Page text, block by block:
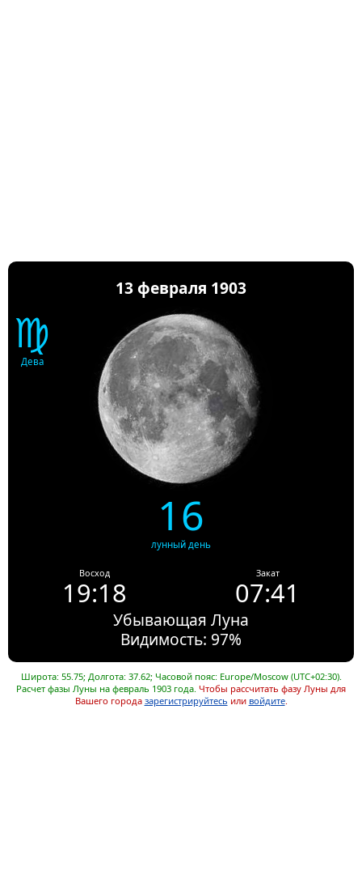
13 февраля 1903
♍
Дева
16
лунный день
Восход
19:18
Закат
07:41
Убывающая Луна
Видимость: 97%
Широта: 55.75; Долгота: 37.62; Часовой пояс: Europe/Moscow (UTC+02:30).
Расчет фазы Луны на февраль 1903 года. Чтобы рассчитать фазу Луны для
Вашего города зарегистрируйтесь или войдите.